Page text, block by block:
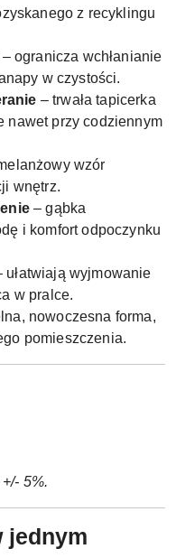
z recyklingu
– ogranicza wchłanianie
w czystości.
– trwała tapicerka
nawet przy codziennym
wzór
wnętrz.
– gąbka
i komfort odpoczynku
ułatwiają wyjmowanie
w pralce.
nowoczesna forma,
pomieszczenia.
5%.
jednym